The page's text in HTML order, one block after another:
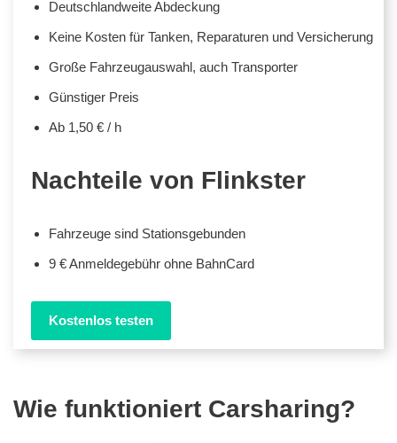
Deutschlandweite Abdeckung
Keine Kosten für Tanken, Reparaturen und Versicherung
Große Fahrzeugauswahl, auch Transporter
Günstiger Preis
Ab 1,50 € / h
Nachteile von Flinkster
Fahrzeuge sind Stationsgebunden
9 € Anmeldegebühr ohne BahnCard
Kostenlos testen
Wie funktioniert Carsharing?